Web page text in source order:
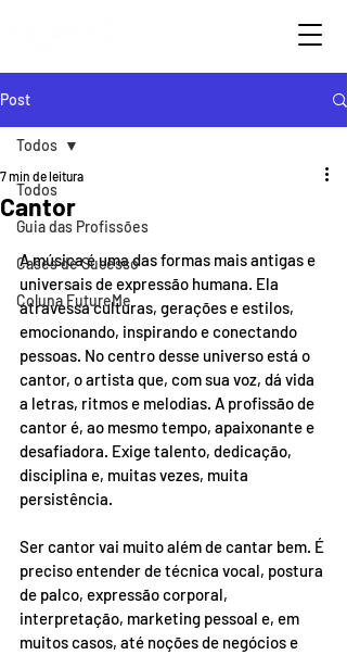
Post
Todos
Guia das Profissões
Cases de Sucesso
Coluna FutureMe
Todos
Cantor
7 min de leitura
A música é uma das formas mais antigas e
universais de expressão humana. Ela
atravessa culturas, gerações e estilos,
emocionando, inspirando e conectando
pessoas. No centro desse universo está o
cantor, o artista que, com sua voz, dá vida
a letras, ritmos e melodias. A profissão de
cantor é, ao mesmo tempo, apaixonante e
desafiadora. Exige talento, dedicação,
disciplina e, muitas vezes, muita
persistência.
Ser cantor vai muito além de cantar bem. É
preciso entender de técnica vocal, postura
de palco, expressão corporal,
interpretação, marketing pessoal e, em
muitos casos, até noções de negócios e